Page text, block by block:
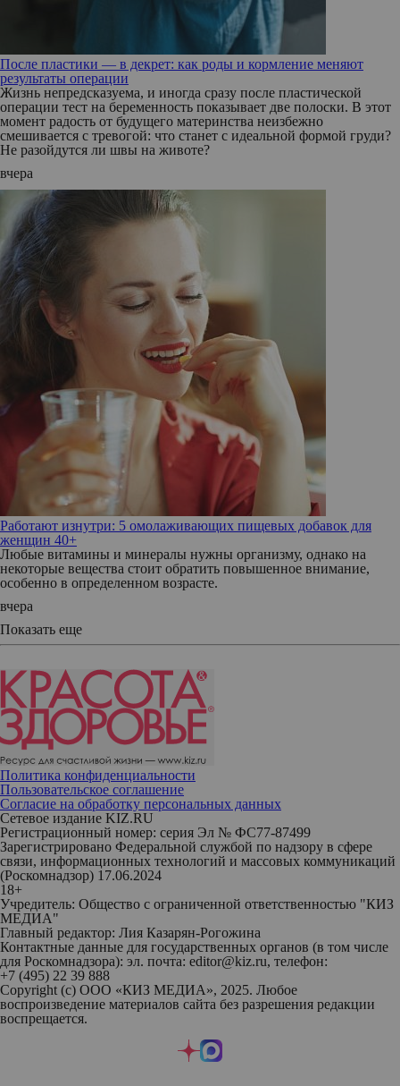
После пластики — в декрет: как роды и кормление меняют
результаты операции
Жизнь непредсказуема, и иногда сразу после пластической
операции тест на беременность показывает две полоски. В этот
момент радость от будущего материнства неизбежно
смешивается с тревогой: что станет с идеальной формой груди?
Не разойдутся ли швы на животе?
вчера
Работают изнутри: 5 омолаживающих пищевых добавок для
женщин 40+
Любые витамины и минералы нужны организму, однако на
некоторые вещества стоит обратить повышенное внимание,
особенно в определенном возрасте.
вчера
Показать еще
Политика конфиденциальности
Пользовательское соглашение
Согласие на обработку персональных данных
Сетевое издание KIZ.RU
Регистрационный номер: серия Эл № ФС77-87499
Зарегистрировано Федеральной службой по надзору в сфере
связи, информационных технологий и массовых коммуникаций
(Роскомнадзор) 17.06.2024
18+
Учредитель: Общество с ограниченной ответственностью "КИЗ
МЕДИА"
Главный редактор: Лия Казарян-Рогожина
Контактные данные для государственных органов (в том числе
для Роскомнадзора): эл. почта: editor@kiz.ru, телефон:
+7 (495) 22 39 888
Copyright (с) ООО «КИЗ МЕДИА», 2025. Любое
воспроизведение материалов сайта без разрешения редакции
воспрещается.